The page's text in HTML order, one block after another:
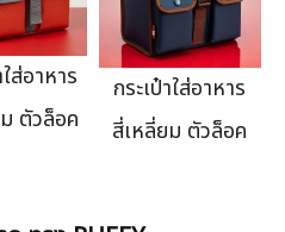
ส่อาหาร
ตัวล็อค
กระเป๋าใส่อาหาร
สี่เหลี่ยม ตัวล็อค